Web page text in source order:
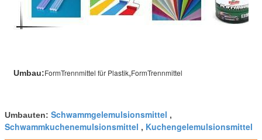
Umbau:FormTrennmittel für Plastik,FormTrennmittel
Umbauten: Schwammgelemulsionsmittel ,
Schwammkuchenemulsionsmittel , Kuchengelemulsionsmittel